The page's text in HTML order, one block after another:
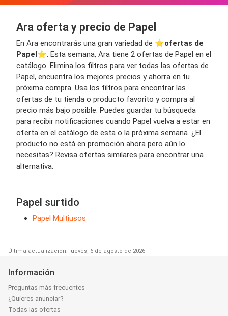
Ara oferta y precio de Papel
En Ara encontrarás una gran variedad de ⭐️ofertas de
Papel⭐️. Esta semana, Ara tiene 2 ofertas de Papel en el
catálogo. Elimina los filtros para ver todas las ofertas de
Papel, encuentra los mejores precios y ahorra en tu
próxima compra. Usa los filtros para encontrar las
ofertas de tu tienda o producto favorito y compra al
precio más bajo posible. Puedes guardar tu búsqueda
para recibir notificaciones cuando Papel vuelva a estar en
oferta en el catálogo de esta o la próxima semana. ¿El
producto no está en promoción ahora pero aún lo
necesitas? Revisa ofertas similares para encontrar una
alternativa.
Papel surtido
Papel Multiusos
Última actualización: jueves, 6 de agosto de 2026
Información
Preguntas más frecuentes
¿Quieres anunciar?
Todas las ofertas